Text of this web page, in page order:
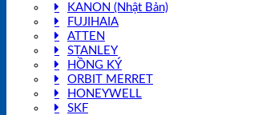
KANON (Nhật Bản)
FUJIHAIA
ATTEN
STANLEY
HỒNG KÝ
ORBIT MERRET
HONEYWELL
SKF